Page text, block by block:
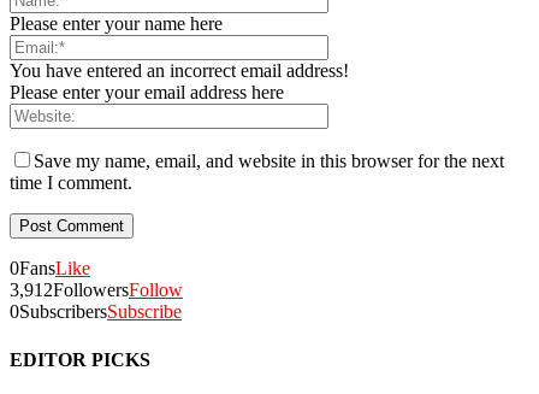
Please enter your name here
You have entered an incorrect email address!
Please enter your email address here
Save my name, email, and website in this browser for the next
time I comment.
0FansLike
3,912FollowersFollow
0SubscribersSubscribe
EDITOR PICKS